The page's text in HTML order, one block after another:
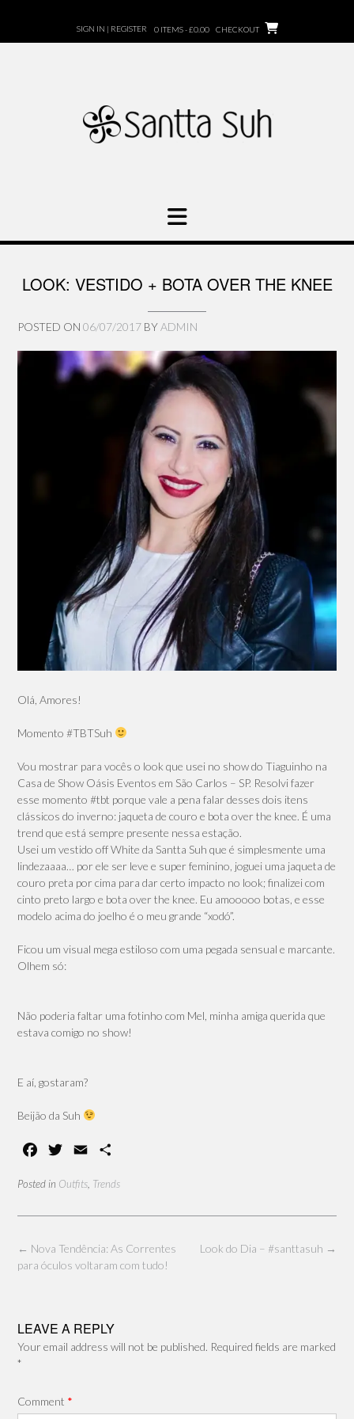
content
SIGN IN | REGISTER 0 ITEMS - £0.00 CHECKOUT
LOOK: VESTIDO + BOTA OVER THE KNEE
POSTED ON 06/07/2017 BYADMIN
Olá, Amores!
Momento #TBTSuh
Vou mostrar para vocês o look que usei no show do Tiaguinho na
Casa de Show Oásis Eventos em São Carlos – SP. Resolvi fazer
esse momento #tbt porque vale a pena falar desses dois itens
clássicos do inverno: jaqueta de couro e bota over the knee. É uma
trend que está sempre presente nessa estação.
Usei um vestido off White da Santta Suh que é simplesmente uma
lindezaaaa… por ele ser leve e super feminino, joguei uma jaqueta de
couro preta por cima para dar certo impacto no look; finalizei com
cinto preto largo e bota over the knee. Eu amooooo botas, e esse
modelo acima do joelho é o meu grande “xodó”.
Ficou um visual mega estiloso com uma pegada sensual e marcante.
Olhem só:
Não poderia faltar uma fotinho com Mel, minha amiga querida que
estava comigo no show!
E aí, gostaram?
Beijão da Suh
c
o
o
i
e
r
a
a
Posted in Outfits Trends
Post
navigation
Look do Dia – #santtasuh →
← Nova Tendência: As Correntes
para óculos voltaram com tudo!
LEAVE A REPLY
Your email address will not be published. Required fields are marked
*
Comment *